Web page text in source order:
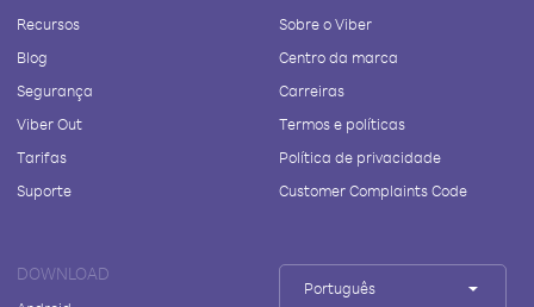
Recursos
Blog
Segurança
Viber Out
Tarifas
Suporte
Sobre o Viber
Centro da marca
Carreiras
Termos e políticas
Política de privacidade
Customer Complaints Code
DOWNLOAD
Português